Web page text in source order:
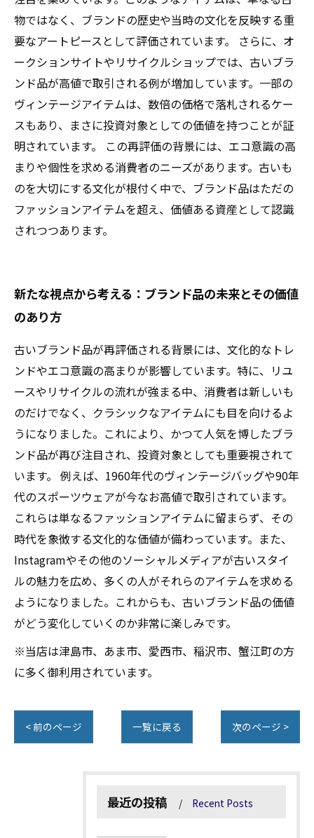
物ではなく、ブランドの歴史や当時の文化を反映する重
要なアートピースとして評価されています。 さらに、オ
ークションサイトやリサイクルショップでは、古いブラ
ンド品が高値で取引される例が増加しています。一部の
ヴィンテージアイテムは、数倍の価格で落札されるケー
スもあり、まさに投資対象としての価値を持つことが証
明されています。 この再評価の背景には、エコ意識の高
まりや個性を求める消費者のニーズがあります。古いも
のを大切にする文化が根付く中で、ブランド品はただの
ファッションアイテムを超え、価値ある資産として認識
されつつあります。
新たな視点から考える：ブランド品の未来とその価値
のあり方
古いブランド品が再評価される背景には、文化的なトレ
ンドやエコ意識の高まりが影響しています。特に、リユ
ースやリサイクルの流れが強まる中、消費者は新しいも
のだけでなく、クラシックなアイテムにも目を向けるよ
うになりました。これにより、かつて人気を博したブラ
ンド品が再び注目され、投資対象としても重要視されて
います。 例えば、1960年代のヴィンテージバッグや90年
代のスポーツウェアが今なお高値で取引されています。
これらは単なるファッションアイテムに留まらず、その
時代を象徴する文化的な価値が備わっています。また、
Instagramやその他のソーシャルメディアが古いスタイ
ルの魅力を広め、多くの人がそれらのアイテムを求める
ようになりました。これからも、古いブランド品の価値
がどう変化していくのか非常に楽しみです。
※当店は津島市、あま市、愛西市、稲沢市、蟹江町の方
に多く御利用されています。
< 前のページ 一覧に戻る 次のページ >
最近の投稿 Recent Posts